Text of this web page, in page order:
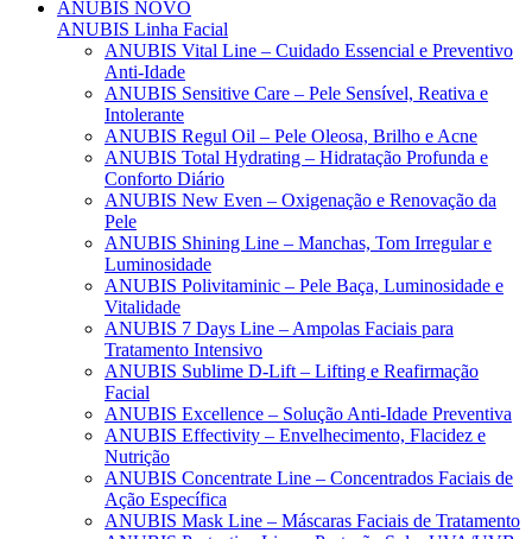
ANUBIS NOVO
ANUBIS Linha Facial
ANUBIS Vital Line – Cuidado Essencial e Preventivo
Anti-Idade
ANUBIS Sensitive Care – Pele Sensível, Reativa e
Intolerante
ANUBIS Regul Oil – Pele Oleosa, Brilho e Acne
ANUBIS Total Hydrating – Hidratação Profunda e
Conforto Diário
ANUBIS New Even – Oxigenação e Renovação da
Pele
ANUBIS Shining Line – Manchas, Tom Irregular e
Luminosidade
ANUBIS Polivitaminic – Pele Baça, Luminosidade e
Vitalidade
ANUBIS 7 Days Line – Ampolas Faciais para
Tratamento Intensivo
ANUBIS Sublime D-Lift – Lifting e Reafirmação
Facial
ANUBIS Excellence – Solução Anti-Idade Preventiva
ANUBIS Effectivity – Envelhecimento, Flacidez e
Nutrição
ANUBIS Concentrate Line – Concentrados Faciais de
Ação Específica
ANUBIS Mask Line – Máscaras Faciais de Tratamento